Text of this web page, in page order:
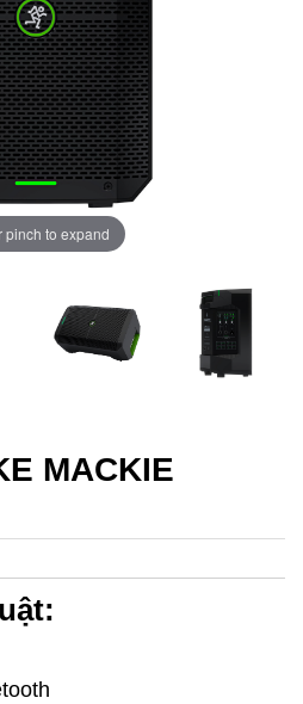
pinch to expand
MACKIE